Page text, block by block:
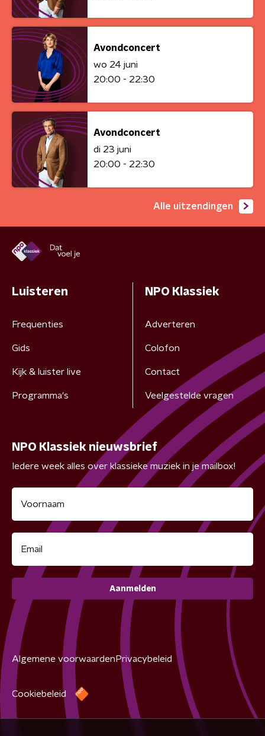
Avondconcert
wo 24 juni
20:00 - 22:30
Avondconcert
di 23 juni
20:00 - 22:30
Alle uitzendingen
Luisteren
Frequenties
Gids
Kijk & luister live
Programma's
NPO Klassiek
Adverteren
Colofon
Contact
Veelgestelde vragen
NPO Klassiek nieuwsbrief
Iedere week alles over klassieke muziek in je mailbox!
Aanmelden
Algemene voorwaarden Privacybeleid
Cookiebeleid